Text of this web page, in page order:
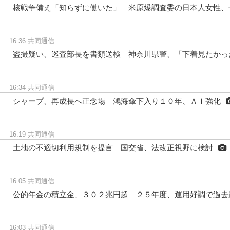
核戦争備え「知らずに働いた」 米原爆調査委の日本人女性、
16:36 共同通信
盗撮疑い、巡査部長を書類送検 神奈川県警、「下着見たかっ
16:34 共同通信
シャープ、再成長へ正念場 鴻海傘下入り１０年、ＡＩ強化
16:19 共同通信
土地の不適切利用規制を提言 国交省、法改正視野に検討
16:05 共同通信
公的年金の積立金、３０２兆円超 ２５年度、運用好調で過去
16:03 共同通信